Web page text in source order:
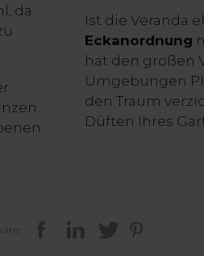
da
Ist die Veranda
Eckanordnung
hat den großen
Umgebungen
den Traum
Düften Ihres